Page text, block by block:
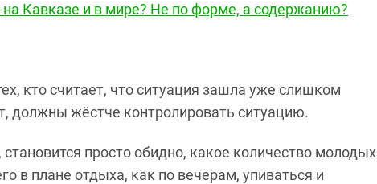
Кавказе и в мире? Не по форме, а содержанию?
кто считает, что ситуация зашла уже слишком
должны жёстче контролировать ситуацию.
просто обидно, какое количество молодых
в плане отдыха, как по вечерам, упиваться и